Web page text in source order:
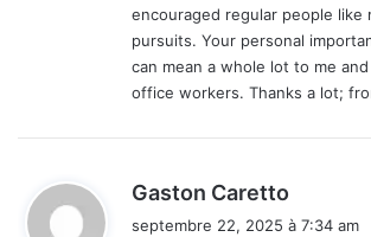
encouraged regular people like
pursuits. Your personal
can mean a whole lot to me
office workers. Thanks a lot;
Gaston Caretto
i
septembre 22, 2025 à 7:34 am